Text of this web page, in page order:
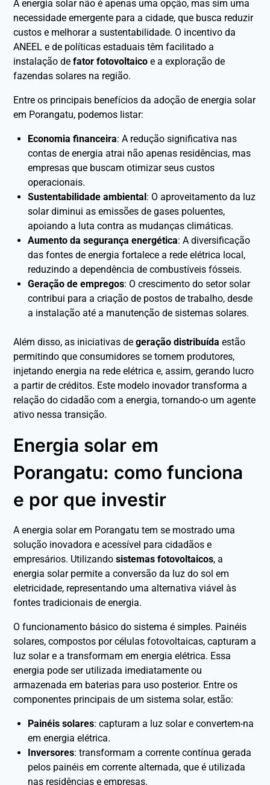
A energia solar não é apenas uma opção, mas sim uma
necessidade emergente para a cidade, que busca reduzir
custos e melhorar a sustentabilidade. O incentivo da
ANEEL e de políticas estaduais têm facilitado a
instalação defator fotovoltaico e a exploração de
fazendas solares na região.
Entre os principais benefícios da adoção de energia solar
em Porangatu, podemos listar:
Economia financeira: A redução significativa nas
contas de energia atrai não apenas residências, mas
empresas que buscam otimizar seus custos
operacionais.
Sustentabilidade ambiental: O aproveitamento da luz
solar diminui as emissões de gases poluentes,
apoiando a luta contra as mudanças climáticas.
Aumento da segurança energética: A diversificação
das fontes de energia fortalece a rede elétrica local,
reduzindo a dependência de combustíveis fósseis.
Geração de empregos: O crescimento do setor solar
contribui para a criação de postos de trabalho, desde
a instalação até a manutenção de sistemas solares.
Além disso, as iniciativas degeração distribuída estão
permitindo que consumidores se tornem produtores,
injetando energia na rede elétrica e, assim, gerando lucro
a partir de créditos. Este modelo inovador transforma a
relação do cidadão com a energia, tornando-o um agente
ativo nessa transição.
Energia solar em
Porangatu: como funciona
e por que investir
A energia solar em Porangatu tem se mostrado uma
solução inovadora e acessível para cidadãos e
empresários. Utilizandosistemas fotovoltaicos, a
energia solar permite a conversão da luz do sol em
eletricidade, representando uma alternativa viável às
fontes tradicionais de energia.
O funcionamento básico do sistema é simples. Painéis
solares, compostos por células fotovoltaicas, capturam a
luz solar e a transformam em energia elétrica. Essa
energia pode ser utilizada imediatamente ou
armazenada em baterias para uso posterior. Entre os
componentes principais de um sistema solar, estão:
Painéis solares: capturam a luz solar e convertem-na
em energia elétrica.
Inversores: transformam a corrente contínua gerada
pelos painéis em corrente alternada, que é utilizada
nas residências e empresas.